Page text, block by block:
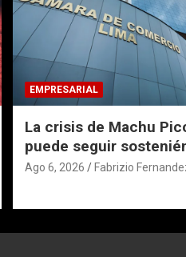
EMPRESARIAL
La crisis de Machu
puede seguir
Ago 6, 2026 Fabrizio